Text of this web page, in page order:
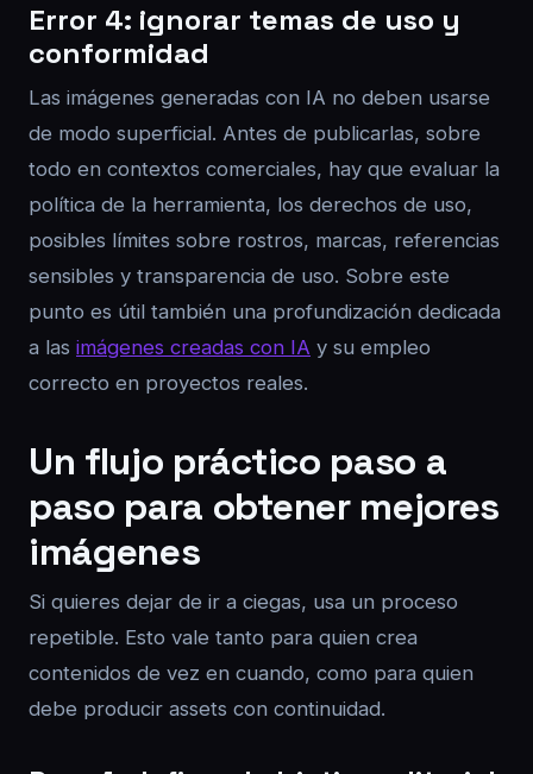
Error 4: ignorar temas de uso y
conformidad
Las imágenes generadas con IA no deben usarse
de modo superficial. Antes de publicarlas, sobre
todo en contextos comerciales, hay que evaluar la
política de la herramienta, los derechos de uso,
posibles límites sobre rostros, marcas, referencias
sensibles y transparencia de uso. Sobre este
punto es útil también una profundización dedicada
a las imágenes creadas con IA y su empleo
correcto en proyectos reales.
Un flujo práctico paso a
paso para obtener mejores
imágenes
Si quieres dejar de ir a ciegas, usa un proceso
repetible. Esto vale tanto para quien crea
contenidos de vez en cuando, como para quien
debe producir assets con continuidad.